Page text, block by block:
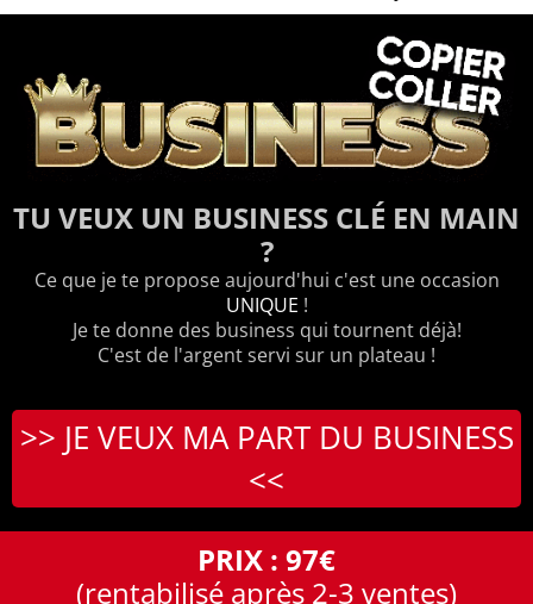
TU VEUX UN BUSINESS CLÉ EN MAIN
?
Ce que je te propose aujourd'hui c'est une occasion
UNIQUE !
Je te donne des business qui tournent déjà!
C'est de l'argent servi sur un plateau !
>> JE VEUX MA PART DU BUSINESS
<<
PRIX : 97€
(rentabilisé après 2-3 ventes)